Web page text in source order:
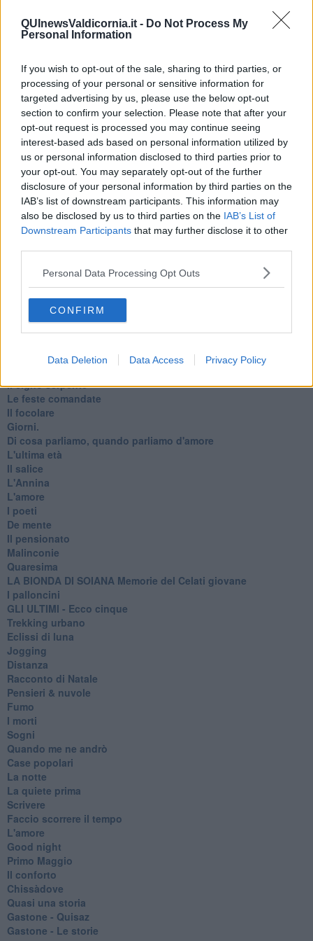
QUInewsValdicornia.it - Do Not Process My
Personal Information
If you wish to opt-out of the sale, sharing to third parties, or
processing of your personal or sensitive information for
targeted advertising by us, please use the below opt-out
section to confirm your selection. Please note that after your
opt-out request is processed you may continue seeing
interest-based ads based on personal information utilized by
us or personal information disclosed to third parties prior to
your opt-out. You may separately opt-out of the further
disclosure of your personal information by third parties on the
IAB’s list of downstream participants. This information may
also be disclosed by us to third parties on the IAB’s List of
Downstream Participants that may further disclose it to other
Personal Data Processing Opt Outs
CONFIRM
Data Deletion Data Access Privacy Policy
Il padre della storia
Pensieri brevi
Il servizio
Riflessioni
L'Oscuro
Generazioni
Cristobal
Il paese dei balocchi
Ciò che resta
La balena
Vittorio
La bufera
Il mago, la pera e il Bar la Posta
Primavera
Elogio dell'ombra
Settembre
Fabrizia
​Scilla & Cariddi, un sogno di mezza estate
La pioggia
FINAL Adeus commissario Favati
Il cigno serpente
Le feste comandate
Il focolare
Giorni.
Di cosa parliamo, quando parliamo d'amore
L'ultima età
Il salice
L'Annina
L'amore
I poeti
De mente
Il pensionato
Malinconie
Quaresima
LA BIONDA DI SOIANA Memorie del Celati giovane
I palloncini
GLI ULTIMI - Ecco cinque
Trekking urbano
Eclissi di luna
Jogging
Distanza
Racconto di Natale
Pensieri & nuvole
Fumo
I morti
Sogni
Quando me ne andrò
Case popolari
La notte
La quiete prima
Scrivere
Faccio scorrere il tempo
L'amore
Good night
Primo Maggio
Il conforto
Chissàdove
Quasi una storia
Gastone - Quisaz
Gastone - Le storie